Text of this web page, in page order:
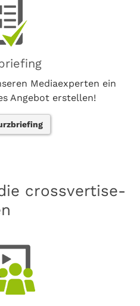
Mediaexperten ein
Angebot erstellen!
crossvertise-